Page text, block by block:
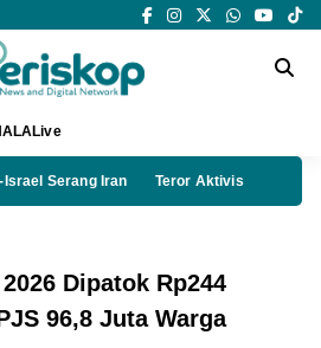
Israel Serang Iran Teror Aktivis
Dipatok Rp244
96,8 Juta Warga